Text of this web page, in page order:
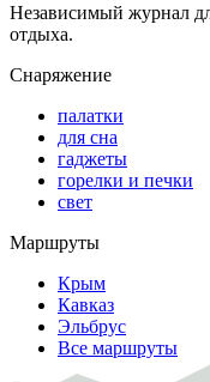
Независимый журнал
отдыха.
Снаряжение
палатки
для сна
гаджеты
горелки и печки
свет
Маршруты
Крым
Кавказ
Эльбрус
Все маршруты